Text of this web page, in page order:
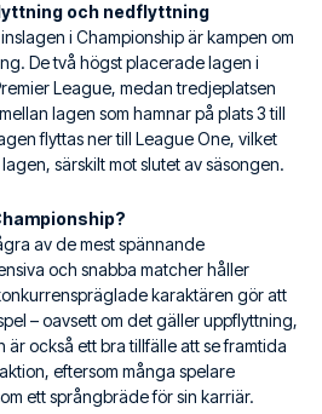
och nedflyttning
i Championship är kampen om
De två högst placerade lagen i
League, medan tredjeplatsen
lagen som hamnar på plats 3 till
flyttas ner till League One, vilket
särskilt mot slutet av säsongen.
av de mest spännande
och snabba matcher håller
karaktären gör att
– oavsett om det gäller uppflyttning,
också ett bra tillfälle att se framtida
eftersom många spelare
ett språngbräde för sin karriär.